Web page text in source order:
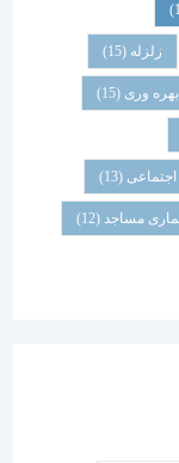
(15)
(13)
(12)